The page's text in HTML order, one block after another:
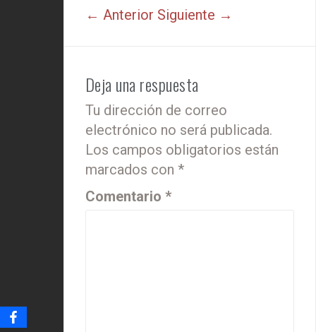
← Anterior Siguiente →
Deja una respuesta
Tu dirección de correo
electrónico no será publicada.
Los campos obligatorios están
marcados con *
Comentario *